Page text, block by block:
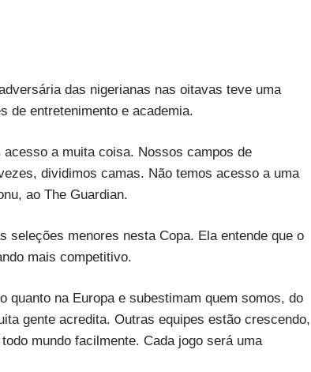
das nigerianas nas oitavas teve uma
de entretenimento e academia.
a muita coisa. Nossos campos de
dividimos camas. Não temos acesso a uma
ao The Guardian.
seleções menores nesta Copa. Ela entende que o
mais competitivo.
na Europa e subestimam quem somos, do
gente acredita. Outras equipes estão crescendo,
mundo facilmente. Cada jogo será uma